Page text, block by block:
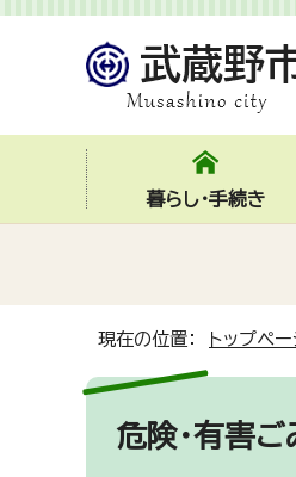
暮らし・手続き
現在の位置： トップペー
危険・有害ご